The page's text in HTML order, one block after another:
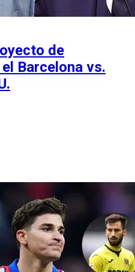
de
Barcelona vs.